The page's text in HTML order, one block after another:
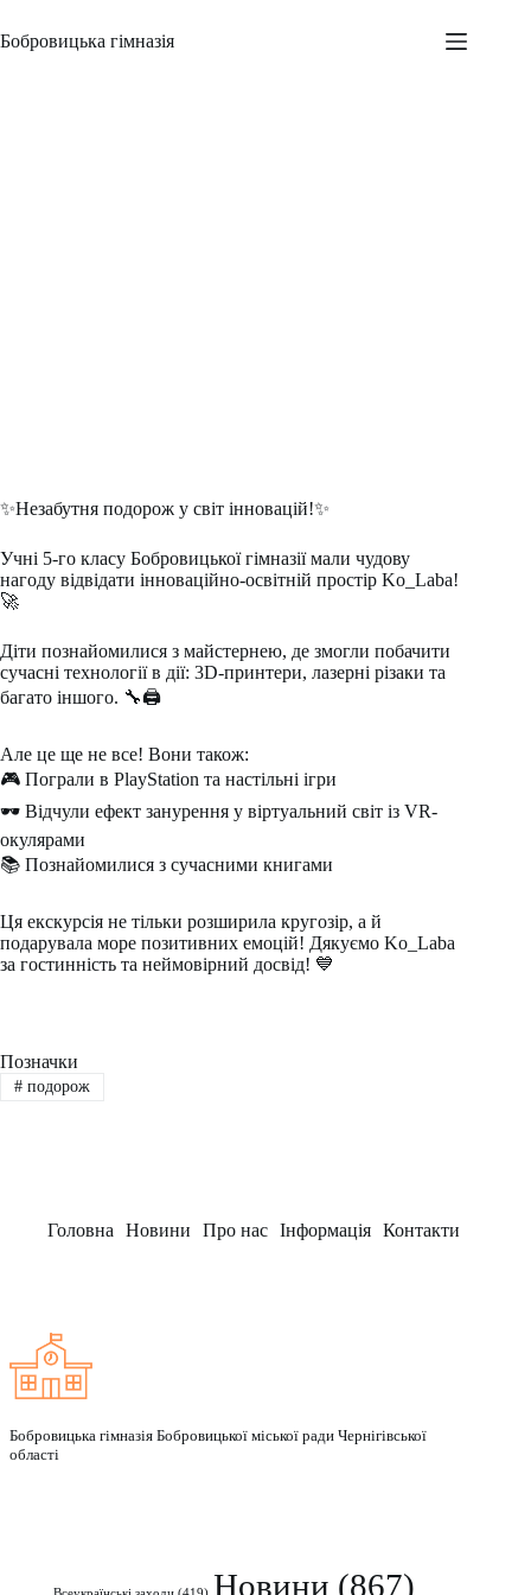
до
вмісту
Бобровицька гімназія
✨Незабутня подорож у світ інновацій!✨
Учні 5-го класу Бобровицької гімназії мали чудову
нагоду відвідати інноваційно-освітній простір Ko_Laba!
🚀
Діти познайомилися з майстернею, де змогли побачити
сучасні технології в дії: 3D-принтери, лазерні різаки та
багато іншого. 🔧🖨
Але це ще не все! Вони також:
🎮 Пограли в PlayStation та настільні ігри
🕶 Відчули ефект занурення у віртуальний світ із VR-
окулярами
📚 Познайомилися з сучасними книгами
Ця екскурсія не тільки розширила кругозір, а й
подарувала море позитивних емоцій! Дякуємо Ko_Laba
за гостинність та неймовірний досвід! 💙
Позначки
#подорож
Головна Новини Про нас Інформація Контакти
Бобровицька гімназія Бобровицької міської ради Чернігівської
області
Новини (867)